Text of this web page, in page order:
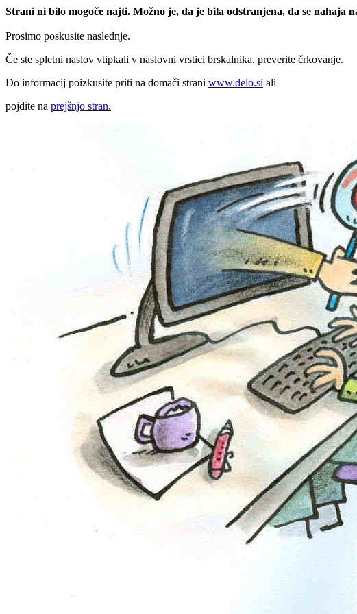
Strani ni bilo mogoče najti. Možno je, da je bila odstranjena, da se nahaja
Prosimo poskusite naslednje.
Če ste spletni naslov vtipkali v naslovni vrstici brskalnika, preverite črkovanje.
Do informacij poizkusite priti na domači strani www.delo.si ali
pojdite na prejšnjo stran.